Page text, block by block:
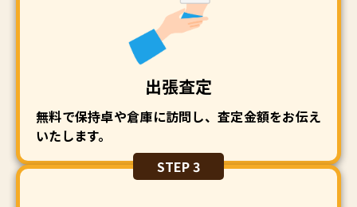
出張査定
無料で保持卓や倉庫に訪問し、査定金額をお伝え
いたします。
STEP 3